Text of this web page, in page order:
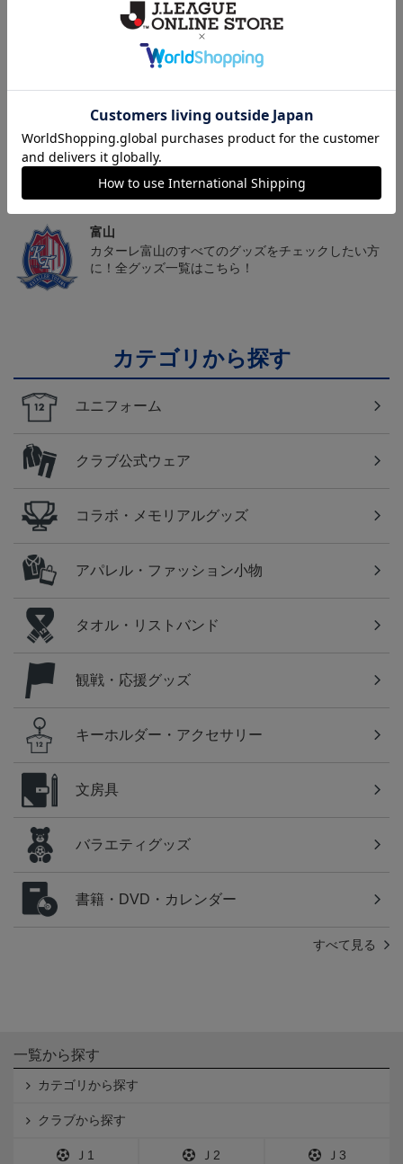
2026/27オーセンティッ
カターレ富山 ピカチュ
ウ タオルマフラー
2,500円
カターレ富山 ゴーゴー
富山
カターレ富山の2025ユニフォームを着て試合を応援
富山
カターレ富山のすべてのグッズをチェックしたい方
に！全グッズ一覧はこちら！
カテゴリから探す
ユニフォーム
クラブ公式ウェア
コラボ・メモリアルグッズ
アパレル・ファッション小物
タオル・リストバンド
観戦・応援グッズ
キーホルダー・アクセサリー
文房具
バラエティグッズ
書籍・DVD・カレンダー
すべて見る
一覧から探す
カテゴリから探す
クラブから探す
Ｊ1 Ｊ2 Ｊ3